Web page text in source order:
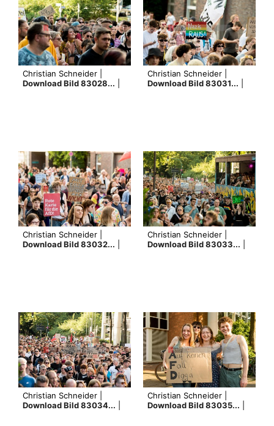
Christian Schneider |
Download Bild 83028...
Christian Schneider |
Download Bild 83031...
Christian Schneider |
Download Bild 83032...
Christian Schneider |
Download Bild 83033...
Christian Schneider |
Download Bild 83034...
Christian Schneider |
Download Bild 83035...